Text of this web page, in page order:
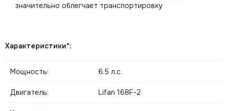
значительно облегчает транспортировку
Характеристики*:
Мощность: 6.5 л.с.
Двигатель: Lifan 168F-2